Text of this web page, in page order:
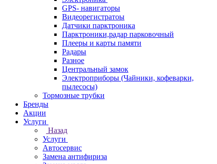
GPS- навигаторы
Видеорегистратоы
Датчики парктроника
Парктроники,радар парковочный
Плееры и карты памяти
Радары
Разное
Центральный замок
Электроприборы (Чайники, кофеварки,
пылесосы)
Тормозные трубки
Бренды
Акции
Услуги
Назад
Услуги
Автосервис
Замена антифириза